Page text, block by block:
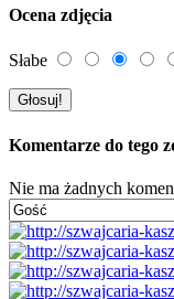
Ocena zdjęcia
Słabe
Komentarze do tego
Nie ma żadnych